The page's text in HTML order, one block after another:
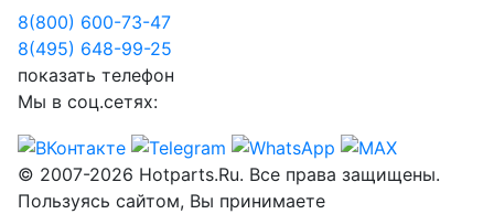
8(800) 600-73-47
8(495) 648-99-25
показать телефон
Мы в соц.сетях:
© 2007-2026 Hotparts.Ru. Все права защищены.
Пользуясь сайтом, Вы принимаете